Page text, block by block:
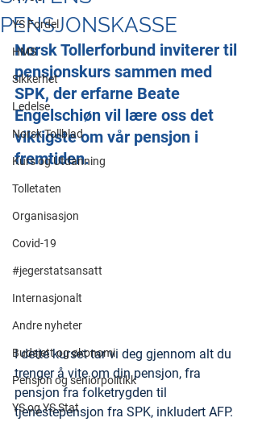
YS Fordel
HMS
Sikkerhet
Ledelse
Norsk Tollblad
Kurs og Utdanning
Tolletaten
Organisasjon
Covid-19
#jegerstatsansatt
Internasjonalt
Andre nyheter
Budsjett og økonomi
Pensjon og seniorpolitikk
YS og YS Stat
PENSJONSKASSE
Norsk Tollerforbund inviterer til
pensjonskurs sammen med
SPK, der erfarne Beate
Engelschiøn vil lære oss det
viktigste om vår pensjon i
fremtiden.
I dette kurset tar vi deg gjennom alt du
trenger å vite om din pensjon, fra
pensjon fra folketrygden til
tjenestepensjon fra SPK, inkludert AFP.